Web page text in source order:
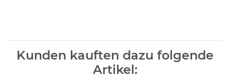
Kunden kauften dazu folgende
Artikel: